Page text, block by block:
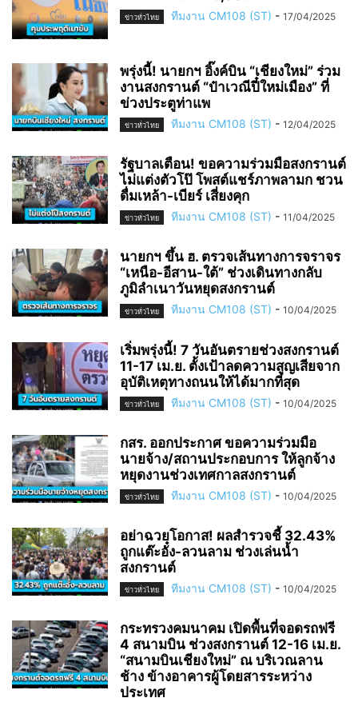
ข่าวทั่วไทย ทีมงาน CM108 (ST) - 17/04/2025
พรุ่งนี้! นายกฯ อิ๊งค์บิน “เชียงใหม่” ร่วม
งานสงกรานต์ “ป๋าเวณีปี๋ใหม่เมือง” ที่
ข่วงประตูท่าแพ
ข่าวทั่วไทย ทีมงาน CM108 (ST) - 12/04/2025
รัฐบาลเตือน! ขอความร่วมมือสงกรานต์
ไม่แต่งตัวโป๊ โพสต์แชร์ภาพลามก ชวน
ดื่มเหล้า-เบียร์ เสี่ยงคุก
ข่าวทั่วไทย ทีมงาน CM108 (ST) - 11/04/2025
นายกฯ ขึ้น ฮ. ตรวจเส้นทางการจราจร
“เหนือ-อีสาน-ใต้” ช่วงเดินทางกลับ
ภูมิลำเนาวันหยุดสงกรานต์
ข่าวทั่วไทย ทีมงาน CM108 (ST) - 10/04/2025
เริ่มพรุ่งนี้! 7 วันอันตรายช่วงสงกรานต์
11-17 เม.ย. ตั้งเป้าลดความสูญเสียจาก
อุบัติเหตุทางถนนให้ได้มากที่สุด
ข่าวทั่วไทย ทีมงาน CM108 (ST) - 10/04/2025
กสร. ออกประกาศ ขอความร่วมมือ
นายจ้าง/สถานประกอบการ ให้ลูกจ้าง
หยุดงานช่วงเทศกาลสงกรานต์
ข่าวทั่วไทย ทีมงาน CM108 (ST) - 10/04/2025
อย่าฉวยโอกาส! ผลสำรวจชี้ 32.43%
ถูกแต๊ะอั๋ง-ลวนลาม ช่วงเล่นน้ำ
สงกรานต์
ข่าวทั่วไทย ทีมงาน CM108 (ST) - 10/04/2025
กระทรวงคมนาคม เปิดพื้นที่จอดรถฟรี
4 สนามบิน ช่วงสงกรานต์ 12-16 เม.ย.
“สนามบินเชียงใหม่” ณ บริเวณลาน
ช้าง ข้างอาคารผู้โดยสารระหว่าง
ประเทศ